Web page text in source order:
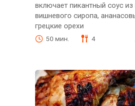
включает пикантный соус
вишневого сиропа,
грецкие орехи
50 мин. 4